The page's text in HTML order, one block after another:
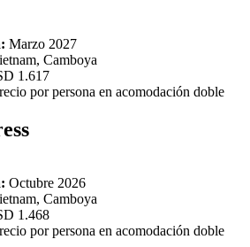
Marzo 2027
Camboya
1.617
por persona en acomodación doble
Octubre 2026
Camboya
1.468
por persona en acomodación doble